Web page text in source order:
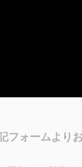
フォームより